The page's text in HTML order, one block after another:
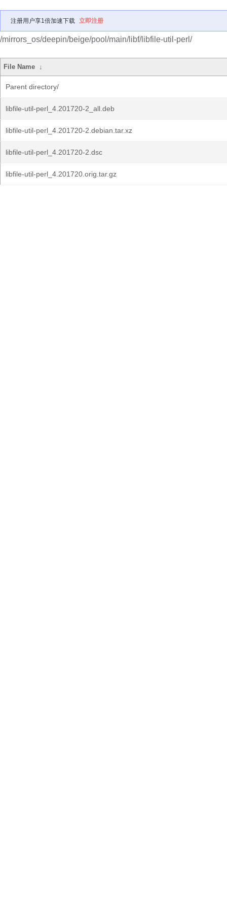
注册用户享1倍加速下载 立即注册
/mirrors_os/deepin/beige/pool/main/libf/libfile-util-perl/
File Name ↓
Parent directory/
libfile-util-perl_4.201720-2_all.deb
libfile-util-perl_4.201720-2.debian.tar.xz
libfile-util-perl_4.201720-2.dsc
libfile-util-perl_4.201720.orig.tar.gz